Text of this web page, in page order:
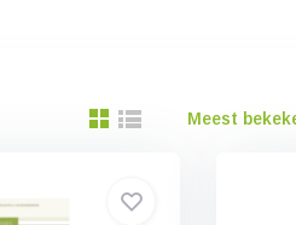
Meest